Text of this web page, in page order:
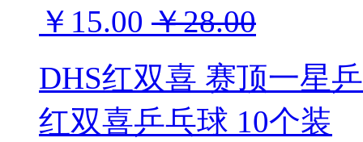
￥15.00 ￥28.00
DHS红双喜 赛顶一星
红双喜乒乓球 10个装